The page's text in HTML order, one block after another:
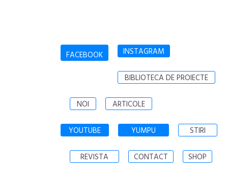
FACEBOOK INSTAGRAM
BIBLIOTECA DE PROIECTE
NOI ARTICOLE
YOUTUBE YUMPU STIRI
REVISTA CONTACT SHOP